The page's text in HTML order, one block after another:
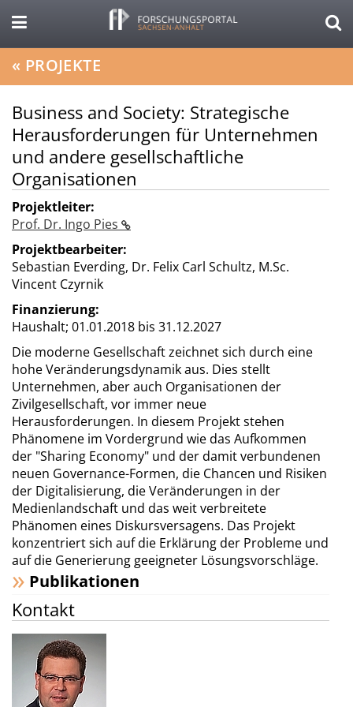
« PROJEKTE
Business and Society: Strategische
Herausforderungen für Unternehmen
und andere gesellschaftliche
Organisationen
Projektleiter:
Prof. Dr. Ingo Pies
Projektbearbeiter:
Sebastian Everding, Dr. Felix Carl Schultz, M.Sc.
Vincent Czyrnik
Finanzierung:
Haushalt; 01.01.2018 bis 31.12.2027
Die moderne Gesellschaft zeichnet sich durch eine
hohe Veränderungsdynamik aus. Dies stellt
Unternehmen, aber auch Organisationen der
Zivilgesellschaft, vor immer neue
Herausforderungen. In diesem Projekt stehen
Phänomene im Vordergrund wie das Aufkommen
der "Sharing Economy" und der damit verbundenen
neuen Governance-Formen, die Chancen und Risiken
der Digitalisierung, die Veränderungen in der
Medienlandschaft und das weit verbreitete
Phänomen eines Diskursversagens. Das Projekt
konzentriert sich auf die Erklärung der Probleme und
auf die Generierung geeigneter Lösungsvorschläge.
Publikationen
Kontakt